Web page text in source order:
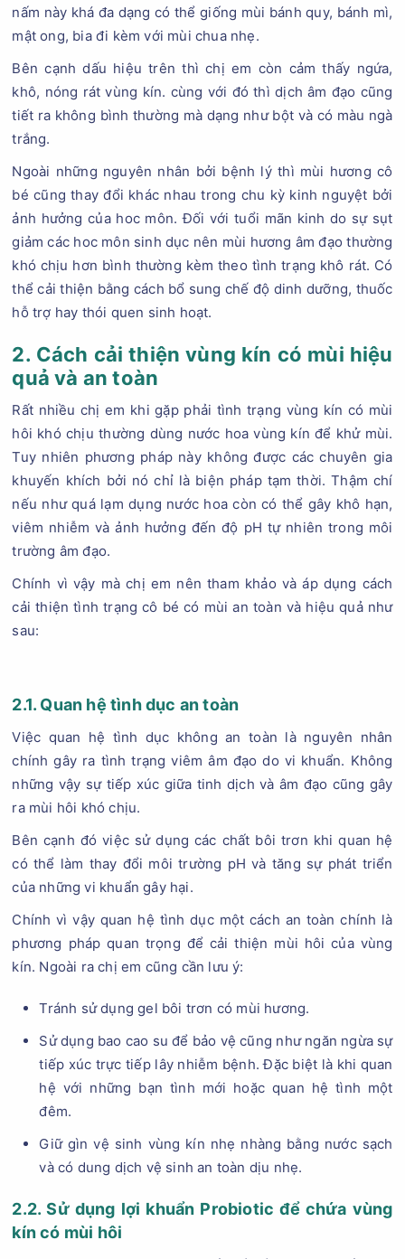
nấm này khá đa dạng có thể giống mùi bánh quy, bánh mì,
mật ong, bia đi kèm với mùi chua nhẹ.
Bên cạnh dấu hiệu trên thì chị em còn cảm thấy ngứa,
khô, nóng rát vùng kín. cùng với đó thì dịch âm đạo cũng
tiết ra không bình thường mà dạng như bột và có màu ngà
trắng.
Ngoài những nguyên nhân bởi bệnh lý thì mùi hương cô
bé cũng thay đổi khác nhau trong chu kỳ kinh nguyệt bởi
ảnh hưởng của hoc môn. Đối với tuổi mãn kinh do sự sụt
giảm các hoc môn sinh dục nên mùi hương âm đạo thường
khó chịu hơn bình thường kèm theo tình trạng khô rát. Có
thể cải thiện bằng cách bổ sung chế độ dinh dưỡng, thuốc
hỗ trợ hay thói quen sinh hoạt.
2. Cách cải thiện vùng kín có mùi hiệu
quả và an toàn
Rất nhiều chị em khi gặp phải tình trạng vùng kín có mùi
hôi khó chịu thường dùng nước hoa vùng kín để khử mùi.
Tuy nhiên phương pháp này không được các chuyên gia
khuyến khích bởi nó chỉ là biện pháp tạm thời. Thậm chí
nếu như quá lạm dụng nước hoa còn có thể gây khô hạn,
viêm nhiễm và ảnh hưởng đến độ pH tự nhiên trong môi
trường âm đạo.
Chính vì vậy mà chị em nên tham khảo và áp dụng cách
cải thiện tình trạng cô bé có mùi an toàn và hiệu quả như
sau:
2.1. Quan hệ tình dục an toàn
Việc quan hệ tình dục không an toàn là nguyên nhân
chính gây ra tình trạng viêm âm đạo do vi khuẩn. Không
những vậy sự tiếp xúc giữa tinh dịch và âm đạo cũng gây
ra mùi hôi khó chịu.
Bên cạnh đó việc sử dụng các chất bôi trơn khi quan hệ
có thể làm thay đổi môi trường pH và tăng sự phát triển
của những vi khuẩn gây hại.
Chính vì vậy quan hệ tình dục một cách an toàn chính là
phương pháp quan trọng để cải thiện mùi hôi của vùng
kín. Ngoài ra chị em cũng cần lưu ý:
Tránh sử dụng gel bôi trơn có mùi hương.
Sử dụng bao cao su để bảo vệ cũng như ngăn ngừa sự
tiếp xúc trực tiếp lây nhiễm bệnh. Đặc biệt là khi quan
hệ với những bạn tình mới hoặc quan hệ tình một
đêm.
Giữ gìn vệ sinh vùng kín nhẹ nhàng bằng nước sạch
và có dung dịch vệ sinh an toàn dịu nhẹ.
2.2. Sử dụng lợi khuẩn Probiotic để chứa vùng
kín có mùi hôi